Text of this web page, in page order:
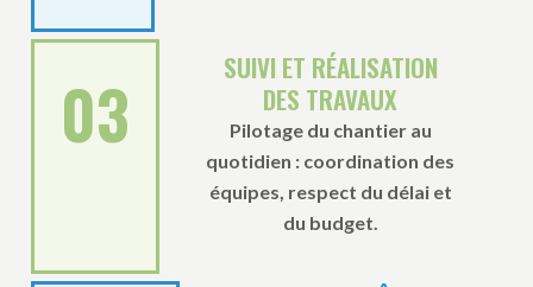
03
SUIVI ET RÉALISATION
DES TRAVAUX
Pilotage du chantier au
quotidien : coordination des
équipes, respect du délai et
du budget.